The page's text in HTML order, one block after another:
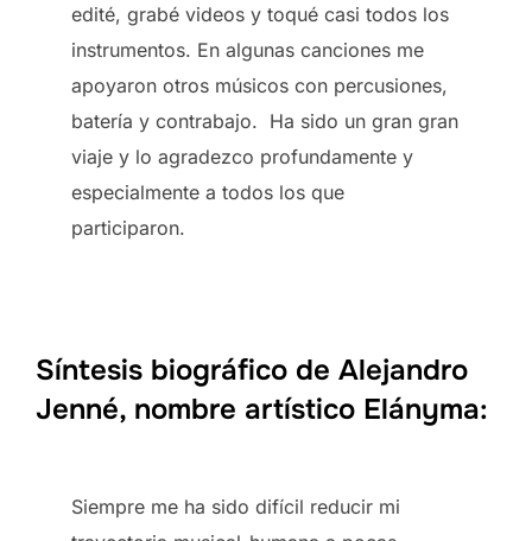
edité, grabé videos y toqué casi todos los
instrumentos. En algunas canciones me
apoyaron otros músicos con percusiones,
batería y contrabajo. Ha sido un gran gran
viaje y lo agradezco profundamente y
especialmente a todos los que
participaron.
Síntesis biográfico de Alejandro
Jenné, nombre artístico Elányma:
Siempre me ha sido difícil reducir mi